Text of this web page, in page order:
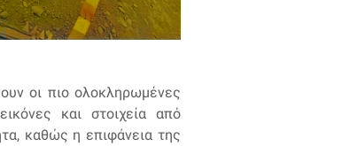
οι πιο ολοκληρωμένες
και στοιχεία από
καθώς η επιφάνεια της